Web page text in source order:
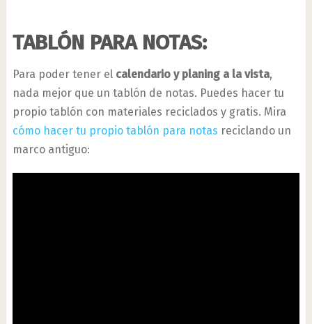
TABLÓN PARA NOTAS:
Para poder tener el calendario y planing a la vista,
nada mejor que un tablón de notas. Puedes hacer tu
propio tablón con materiales reciclados y gratis. Mira
cómo hacer tu propio tablón para notas reciclando un
marco antiguo: